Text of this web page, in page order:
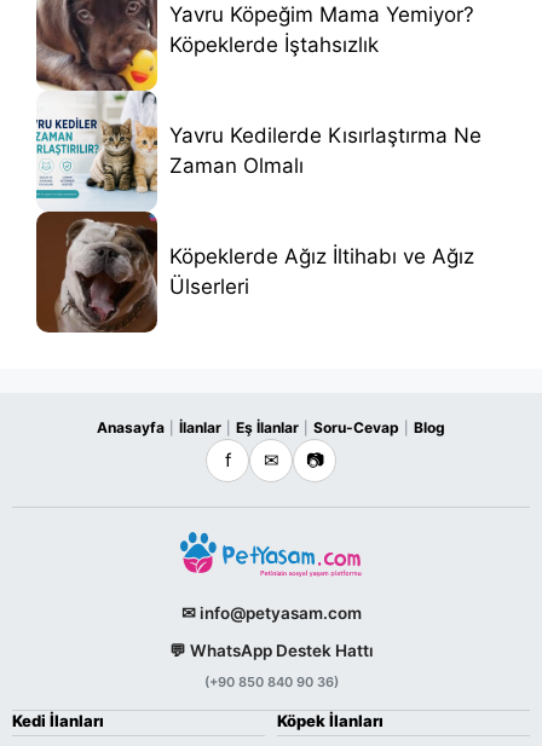
Yavru Köpeğim Mama Yemiyor?
Köpeklerde İştahsızlık
Yavru Kedilerde Kısırlaştırma Ne
Zaman Olmalı
Köpeklerde Ağız İltihabı ve Ağız
Ülserleri
Anasayfa İlanlar Eş İlanlar Soru-Cevap Blog
f ✉ 📷
✉ info@petyasam.com
💬 WhatsApp Destek Hattı
(+90 850 840 90 36)
Kedi İlanları Köpek İlanları